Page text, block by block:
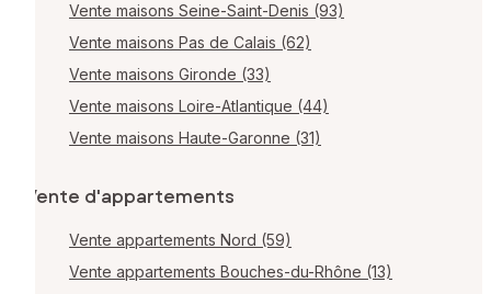
Vente maisons Seine-Saint-Denis (93)
Vente maisons Pas de Calais (62)
Vente maisons Gironde (33)
Vente maisons Loire-Atlantique (44)
Vente maisons Haute-Garonne (31)
Vente d'appartements
Vente appartements Nord (59)
Vente appartements Bouches-du-Rhône (13)